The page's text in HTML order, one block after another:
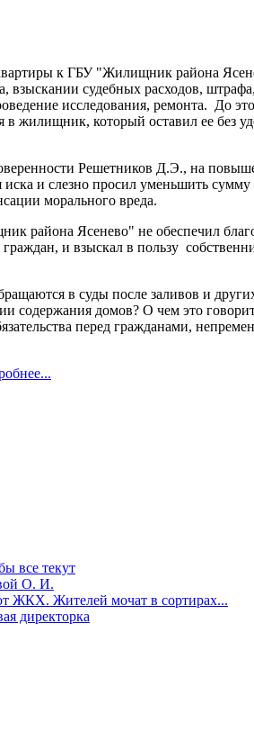
к ГБУ "Жилищник района
взыскании судебных расходов,
исследования, ремонта. До
в жилищник, который оставил ее без
Решетников Д.Э., на
иска и слезно просил уменьшить
морального вреда.
района Ясенево" не обеспечил
и взыскал в пользу
в суды после заливов и
содержания домов? О чем это
перед гражданами,
все текут
О. И.
ЖКХ. Жителей мочат в сортирах...
директорка